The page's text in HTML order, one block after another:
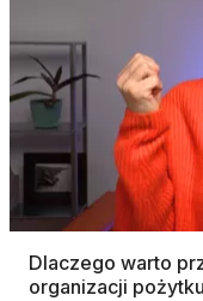
Dlaczego warto
organizacji